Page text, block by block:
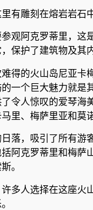
有雕刻在熔岩岩石
观阿克罗蒂里，
保护了建筑物及其
得的火山岛尼亚
一个巨大魅力就
令人惊叹的爱琴
里、梅萨里亚和莫
落，吸引了所有
阿克罗蒂里和梅
。
多人选择在这座